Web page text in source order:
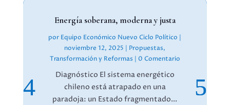
Energía soberana, moderna y justa
por Equipo Económico Nuevo Ciclo Político |
noviembre 12, 2025 | Propuestas,
Transformación y Reformas | 0 Comentario
Diagnóstico El sistema energético
chileno está atrapado en una
paradoja: un Estado fragmentado...